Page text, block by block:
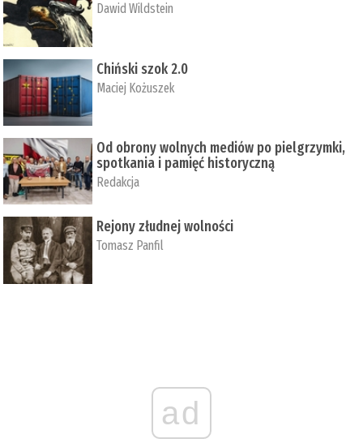
Dawid Wildstein
Chiński szok 2.0
Maciej Kożuszek
Od obrony wolnych mediów po pielgrzymki,
spotkania i pamięć historyczną
Redakcja
Rejony złudnej wolności
Tomasz Panfil
ad